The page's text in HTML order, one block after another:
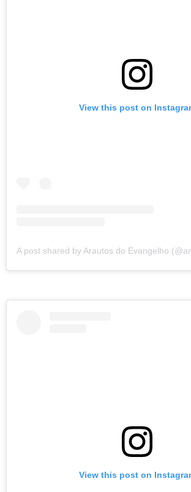
View this post on
View this post on